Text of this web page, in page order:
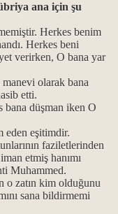
ana için şu
Herkes benim
Herkes beni
verirken, O bana yar
olarak bana
etti.
düşman iken O
eden eşitimdir.
faziletlerinden
etmiş hanımı
Muhammed.
o zatın kim olduğunu
sana bildirmemi